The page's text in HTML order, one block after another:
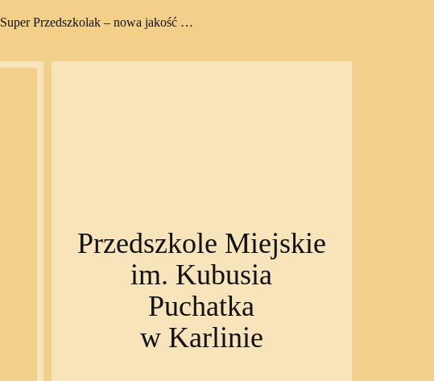
Super Przedszkolak – nowa jakość …
Przedszkole Miejskie
im. Kubusia
Puchatka
w Karlinie